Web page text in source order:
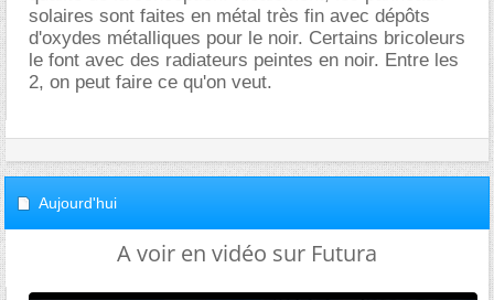
solaires sont faites en métal très fin avec dépôts
d'oxydes métalliques pour le noir. Certains bricoleurs
le font avec des radiateurs peintes en noir. Entre les
2, on peut faire ce qu'on veut.
Aujourd'hui
A voir en vidéo sur Futura